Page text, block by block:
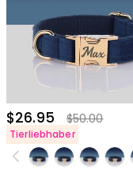
$26.95 $50.00
Tierliebhaber